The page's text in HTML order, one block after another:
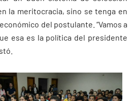
la meritocracia, sino se tenga en
del postulante. “Vamos a
esa es la política del presidente